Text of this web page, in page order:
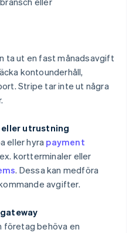
ta ut en fast månadsavgift
kontounderhåll,
Stripe tar inte ut några
utrustning
eller hyra payment
kortterminaler eller
. Dessa kan medföra
avgifter.
företag behöva en